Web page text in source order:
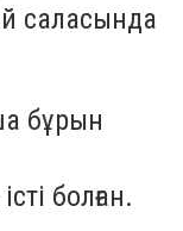
саласында
бұрын
болған.